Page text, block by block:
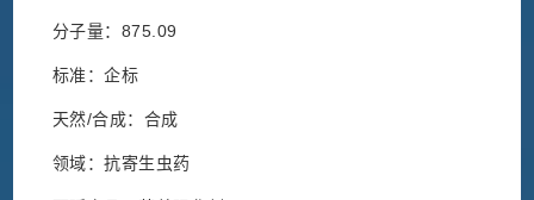
分子量：875.09
标准：企标
天然/合成：合成
领域：抗寄生虫药